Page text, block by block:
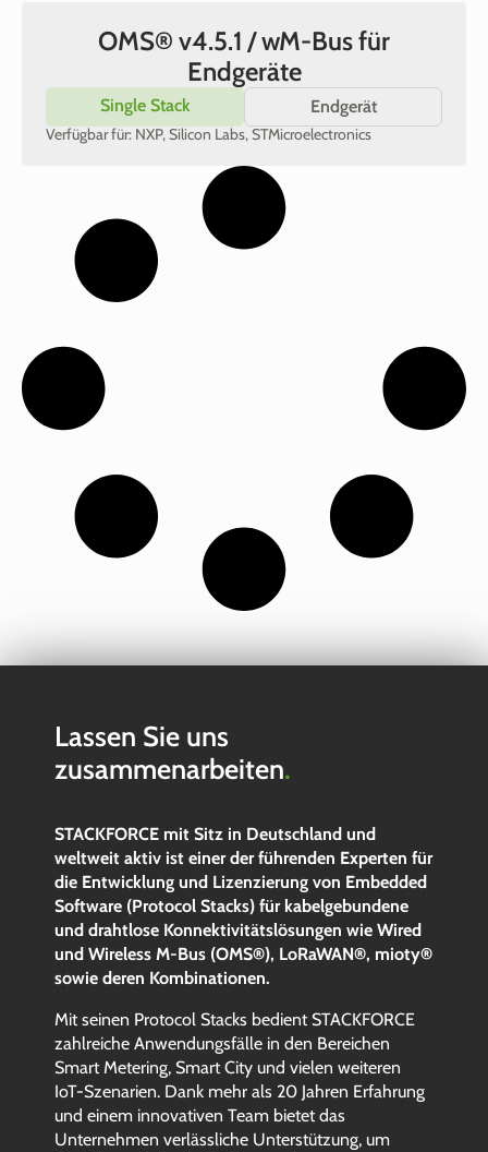
OMS® v4.5.1 / wM-Bus für
Endgeräte
Single Stack Endgerät
Verfügbar für: NXP, Silicon Labs, STMicroelectronics
Lassen Sie uns
zusammenarbeiten.
STACKFORCE mit Sitz in Deutschland und
weltweit aktiv ist einer der führenden Experten für
die Entwicklung und Lizenzierung von Embedded
Software (Protocol Stacks) für kabelgebundene
und drahtlose Konnektivitätslösungen wie Wired
und Wireless M-Bus (OMS®), LoRaWAN®, mioty®
sowie deren Kombinationen.
Mit seinen Protocol Stacks bedient STACKFORCE
zahlreiche Anwendungsfälle in den Bereichen
Smart Metering, Smart City und vielen weiteren
IoT-Szenarien. Dank mehr als 20 Jahren Erfahrung
und einem innovativen Team bietet das
Unternehmen verlässliche Unterstützung, um